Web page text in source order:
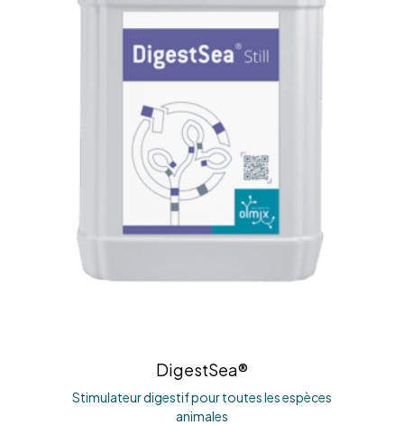
DigestSea®
Stimulateur digestif pour toutes les espèces
animales